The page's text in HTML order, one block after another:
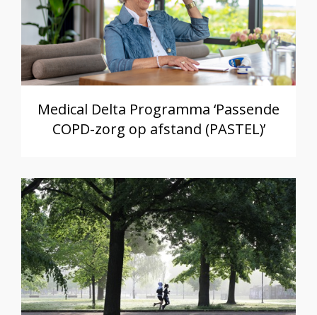
Medical Delta Programma ‘Passende
COPD-zorg op afstand (PASTEL)’